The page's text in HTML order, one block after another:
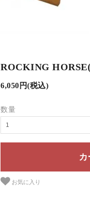
ROCKING
6,050円(税込)
数量
お気に入り